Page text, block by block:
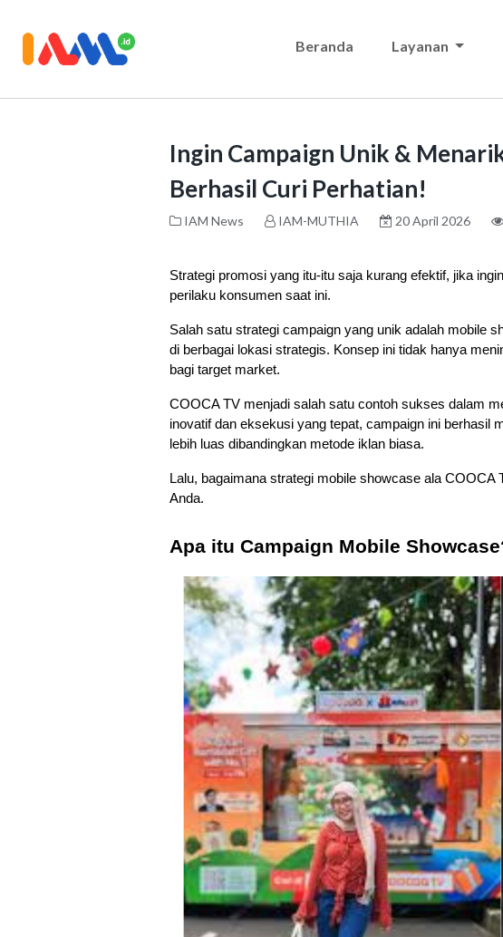
Beranda Layanan
Ingin Campaign Unik &
Berhasil Curi Perhatian!
IAM News IAM-MUTHIA 20 April 2026
Strategi promosi yang itu-itu saja kurang efektif, jika
perilaku konsumen saat ini.
Salah satu strategi campaign yang unik adalah mobile
di berbagai lokasi strategis. Konsep ini tidak hanya
bagi target market.
COOCA TV menjadi salah satu contoh sukses dalam
inovatif dan eksekusi yang tepat, campaign ini berhasil
lebih luas dibandingkan metode iklan biasa.
Lalu, bagaimana strategi mobile showcase ala
Anda.
Apa itu Campaign Mobile